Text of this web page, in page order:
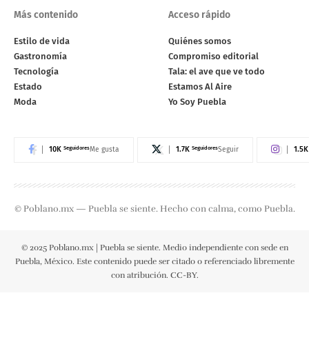
Más contenido
Estilo de vida
Gastronomía
Tecnología
Estado
Moda
Acceso rápido
Quiénes somos
Compromiso editorial
Tala: el ave que ve todo
Estamos Al Aire
Yo Soy Puebla
10K SeguidoresMe gusta 1.7K SeguidoresSeguir 1.5K
© Poblano.mx — Puebla se siente. Hecho con calma, como Puebla.
© 2025 Poblano.mx | Puebla se siente. Medio independiente con sede en
Puebla, México. Este contenido puede ser citado o referenciado libremente
con atribución. CC-BY.